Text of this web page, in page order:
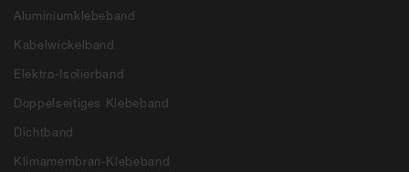
Aluminiumklebeband
Kabelwickelband
Elektro-Isolierband
Doppelseitiges Klebeband
Dichtband
Klimamembran-Klebeband